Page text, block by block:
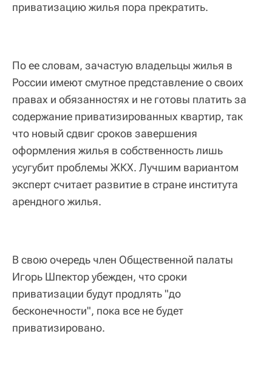
приватизацию жилья пора прекратить.
По ее словам, зачастую владельцы жилья в
России имеют смутное представление о своих
правах и обязанностях и не готовы платить за
содержание приватизированных квартир, так
что новый сдвиг сроков завершения
оформления жилья в собственность лишь
усугубит проблемы ЖКХ. Лучшим вариантом
эксперт считает развитие в стране института
арендного жилья.
В свою очередь член Общественной палаты
Игорь Шпектор убежден, что сроки
приватизации будут продлять "до
бесконечности", пока все не будет
приватизировано.